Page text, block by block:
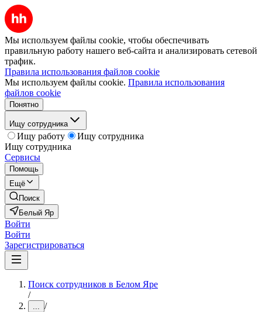
Мы используем файлы cookie, чтобы обеспечивать
правильную работу нашего веб-сайта и анализировать сетевой
трафик.
Правила использования файлов cookie
Мы используем файлы cookie. Правила использования
файлов cookie
Понятно
Ищу сотрудника
Ищу работу
Ищу сотрудника
Ищу сотрудника
Сервисы
Помощь
Ещё
Поиск
Белый Яр
Войти
Войти
Зарегистрироваться
Поиск сотрудников в Белом Яре
/
... /